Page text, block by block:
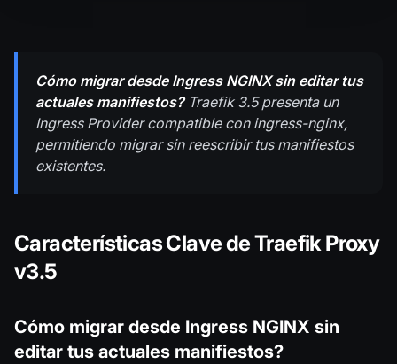
Cómo migrar desde Ingress NGINX sin editar tus
actuales manifiestos?Traefik 3.5 presenta un
Ingress Provider compatible con ingress-nginx,
permitiendo migrar sin reescribir tus manifiestos
existentes.
Características Clave de Traefik Proxy
v3.5
Cómo migrar desde Ingress NGINX sin
editar tus actuales manifiestos?